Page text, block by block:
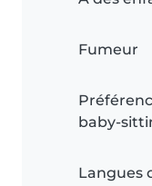
Fumeur
baby-
Langues